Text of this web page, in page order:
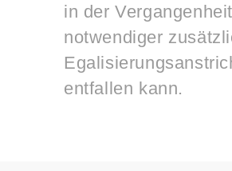
in der Vergangenheit
notwendiger
entfallen kann.